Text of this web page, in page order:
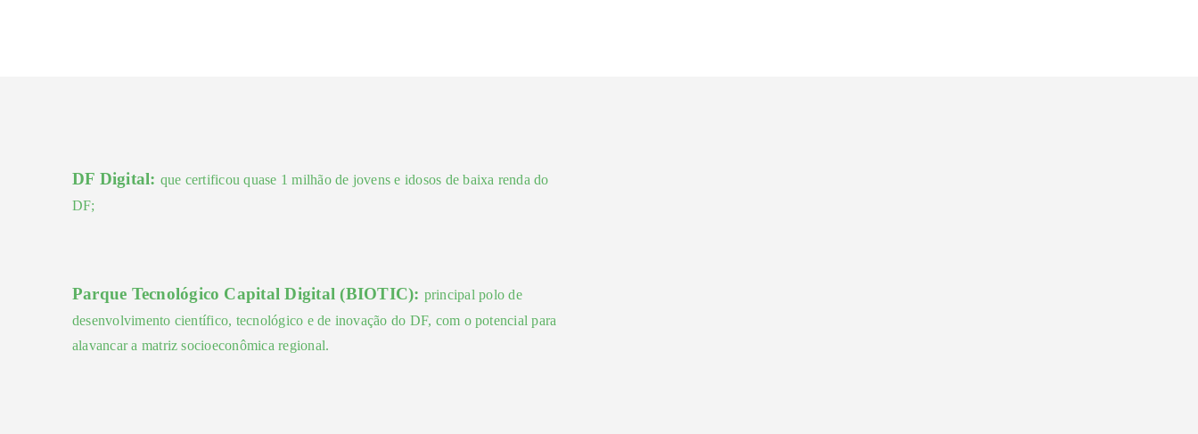
DF Digital: que certificou quase 1 milhão de jovens e idosos de baixa renda do
DF;
Parque Tecnológico Capital Digital (BIOTIC): principal polo de
desenvolvimento científico, tecnológico e de inovação do DF, com o potencial para
alavancar a matriz socioeconômica regional.